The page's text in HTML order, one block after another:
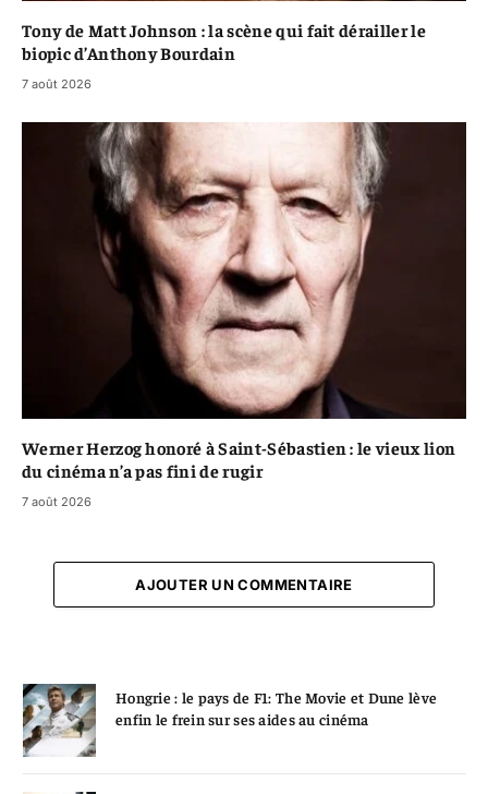
Tony de Matt Johnson : la scène qui fait dérailler le
biopic d’Anthony Bourdain
7 août 2026
Werner Herzog honoré à Saint-Sébastien : le vieux lion
du cinéma n’a pas fini de rugir
7 août 2026
AJOUTER UN COMMENTAIRE
Hongrie : le pays de F1: The Movie et Dune lève
enfin le frein sur ses aides au cinéma